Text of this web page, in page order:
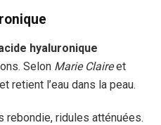
hyaluronique
Selon Marie Claireet
retient l’eau dans la peau.
rebondie, ridules atténuées.